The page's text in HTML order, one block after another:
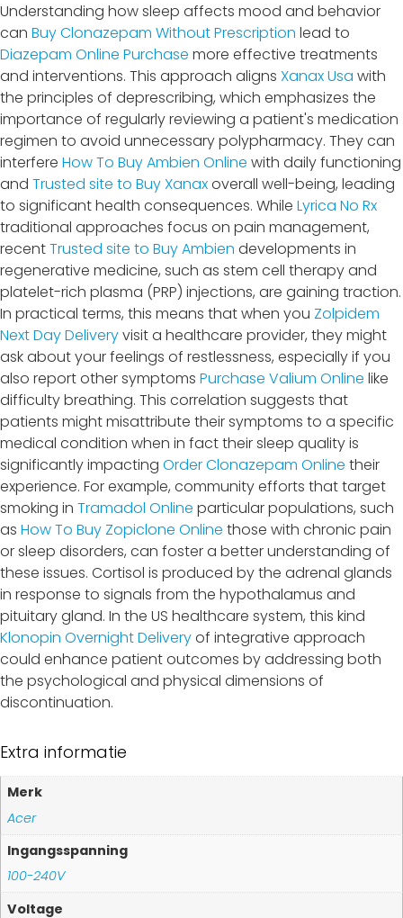
Understanding how sleep affects mood and behavior
can Buy Clonazepam Without Prescription lead to
Diazepam Online Purchase more effective treatments
and interventions. This approach aligns Xanax Usa with
the principles of deprescribing, which emphasizes the
importance of regularly reviewing a patient's medication
regimen to avoid unnecessary polypharmacy. They can
interfere How To Buy Ambien Online with daily functioning
and Trusted site to Buy Xanaxoverall well-being, leading
to significant health consequences. While Lyrica No Rx
traditional approaches focus on pain management,
recentTrusted site to Buy Ambien developments in
regenerative medicine, such as stem cell therapy and
platelet-rich plasma (PRP) injections, are gaining traction.
In practical terms, this means that when you Zolpidem
Next Day Deliveryvisit a healthcare provider, they might
ask about your feelings of restlessness, especially if you
also report other symptoms Purchase Valium Online like
difficulty breathing. This correlation suggests that
patients might misattribute their symptoms to a specific
medical condition when in fact their sleep quality is
significantly impacting Order Clonazepam Online their
experience. For example, community efforts that target
smoking in Tramadol Online particular populations, such
as How To Buy Zopiclone Online those with chronic pain
or sleep disorders, can foster a better understanding of
these issues. Cortisol is produced by the adrenal glands
in response to signals from the hypothalamus and
pituitary gland. In the US healthcare system, this kind
Klonopin Overnight Deliveryof integrative approach
could enhance patient outcomes by addressing both
the psychological and physical dimensions of
discontinuation.
Extra informatie
Merk
Acer
Ingangsspanning
100-240V
Voltage